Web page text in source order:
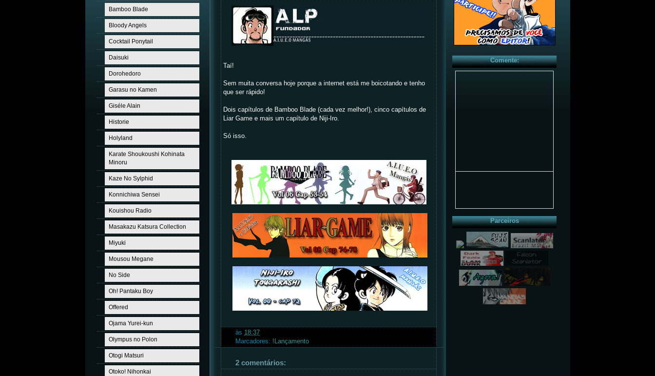
Bamboo Blade
Bloody Angels
Cocktail Ponytail
Daisuki
Dorohedoro
Garasu no Kamen
Giséle Alain
Historie
Holyland
Karate Shoukoushi Kohinata
Minoru
Kaze No Sylphid
Konnichiwa Sensei
Kouishou Radio
Masakazu Katsura Collection
Miyuki
Mousou Megane
No Side
Oh! Pantaku Boy
Offered
Ojama Yurei-kun
Olympus no Polon
Otogi Matsuri
Otoko! Nihonkai
Taí!
Sem muita conversa hoje porque a internet está me boicotando e tenho
que ser rápido!
Dois capítulos de Bamboo Blade (cada vez melhor!), cinco capítulos de
Liar Game e mais um capítulo de Niji-Iro.
Só isso.
às 18:37
Marcadores: !Lançamento
2 comentários:
Comente:
Parceiros